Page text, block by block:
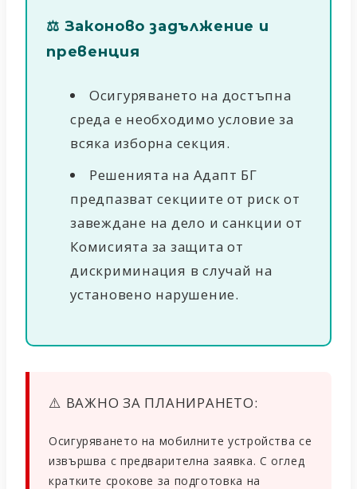
⚖️ Законово задължение и
превенция
Осигуряването на достъпна
среда е необходимо условие за
всяка изборна секция.
Решенията на Адапт БГ
предпазват секциите от риск от
завеждане на дело и санкции от
Комисията за защита от
дискриминация в случай на
установено нарушение.
⚠️ ВАЖНО ЗА ПЛАНИРАНЕТО:
Осигуряването на мобилните устройства се
извършва с предварителна заявка. С оглед
кратките срокове за подготовка на